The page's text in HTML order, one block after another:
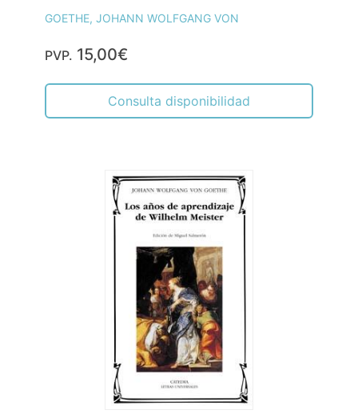
GOETHE, JOHANN WOLFGANG VON
PVP. 15,00€
Consulta disponibilidad